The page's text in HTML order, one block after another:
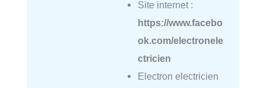
Site internet :
https://www.facebo
ok.com/electronele
ctricien
Electron electricien